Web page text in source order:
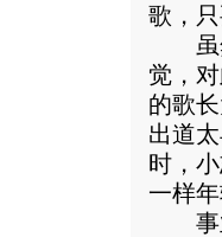
歌，
虽然
觉，
的歌
出道
时，
一样年
事业